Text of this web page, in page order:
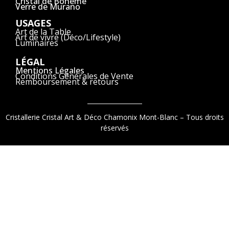
Verre de Murano
USAGES
Art de la Table
Art de vivre (Déco/Lifestyle)
Luminaires
LÉGAL
Mentions Légales
Conditions Générales de Vente
Remboursement & retours
Cristallerie Cristal Art & Déco Chamonix Mont-Blanc – Tous droits
réservés